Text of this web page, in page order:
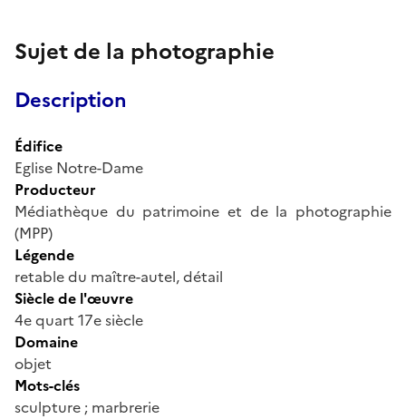
Sujet de la photographie
Description
Édifice
Eglise Notre-Dame
Producteur
Médiathèque du patrimoine et de la photographie
(MPP)
Légende
retable du maître-autel, détail
Siècle de l'œuvre
4e quart 17e siècle
Domaine
objet
Mots-clés
sculpture ; marbrerie